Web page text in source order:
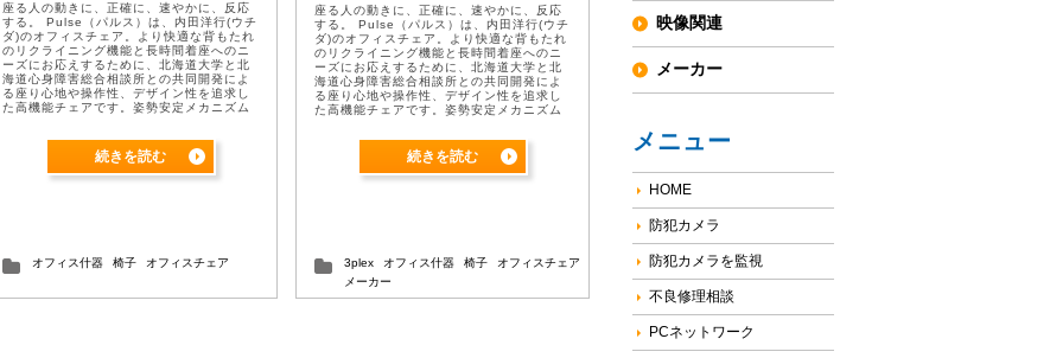
映像関連
メーカー
メニュー
HOME
防犯カメラ
防犯カメラを監視
不良修理相談
PCネットワーク
座る人の動きに、正確に、速やかに、反応
する。 Pulse（パルス）は、内田洋行(ウチ
ダ)のオフィスチェア。より快適な背もたれ
のリクライニング機能と長時間着座へのニ
ーズにお応えするために、北海道大学と北
海道心身障害総合相談所との共同開発によ
る座り心地や操作性、デザイン性を追求し
た高機能チェアです。姿勢安定メカニズム
続きを読む
オフィス什器 椅子 オフィスチェア
座る人の動きに、正確に、速やかに、反応
する。 Pulse（パルス）は、内田洋行(ウチ
ダ)のオフィスチェア。より快適な背もたれ
のリクライニング機能と長時間着座へのニ
ーズにお応えするために、北海道大学と北
海道心身障害総合相談所との共同開発によ
る座り心地や操作性、デザイン性を追求し
た高機能チェアです。姿勢安定メカニズム
負担を軽減します。パルスチェアはリクラ
続きを読む
3plex オフィス什器 椅子
オフィスチェア
メーカー